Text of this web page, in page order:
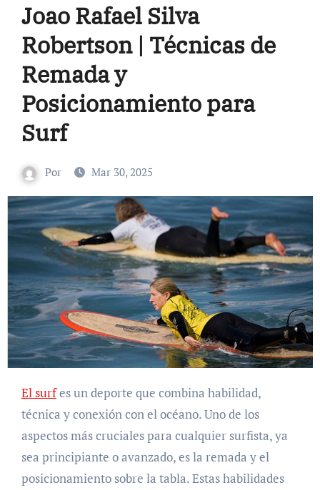
Joao Rafael Silva
Robertson | Técnicas de
Remada y
Posicionamiento para
Surf
Por Mar 30, 2025
El surfes un deporte que combina habilidad,
técnica y conexión con el océano. Uno de los
aspectos más cruciales para cualquier surfista, ya
sea principiante o avanzado, es la remada y el
posicionamiento sobre la tabla. Estas habilidades